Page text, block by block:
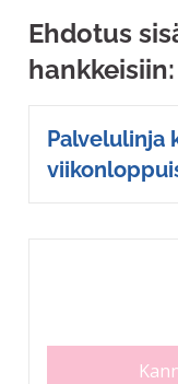
Ehdotus
hankkeisiin:
Palvelulinja